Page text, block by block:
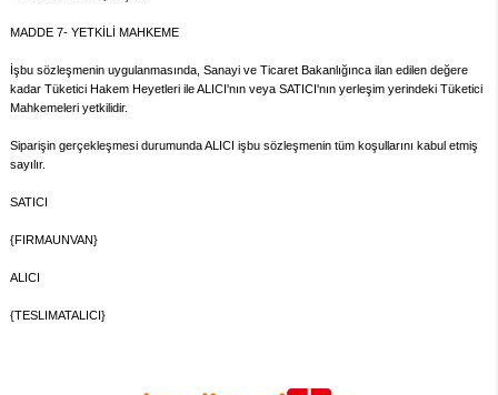
MADDE 7- YETKİLİ MAHKEME
İşbu sözleşmenin uygulanmasında, Sanayi ve Ticaret Bakanlığınca ilan edilen değere
kadar Tüketici Hakem Heyetleri ile ALICI'nın veya SATICI'nın yerleşim yerindeki Tüketici
Mahkemeleri yetkilidir.
Siparişin gerçekleşmesi durumunda ALICI işbu sözleşmenin tüm koşullarını kabul etmiş
sayılır.
SATICI
{FIRMAUNVAN}
ALICI
{TESLIMATALICI}